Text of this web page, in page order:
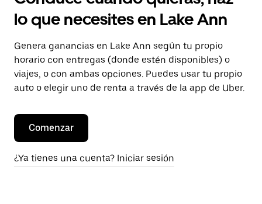
lo que necesites en Lake Ann
Genera ganancias en Lake Ann según tu propio
horario con entregas (donde estén disponibles) o
viajes, o con ambas opciones. Puedes usar tu propio
auto o elegir uno de renta a través de la app de Uber.
Comenzar
¿Ya tienes una cuenta? Iniciar sesión